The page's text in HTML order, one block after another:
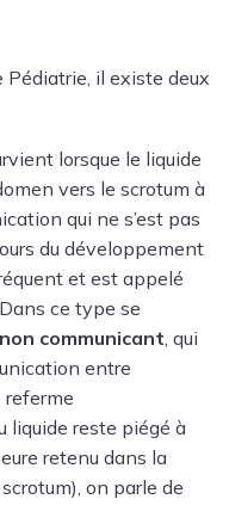
Pédiatrie, il existe deux
lorsque le liquide
vers le scrotum à
qui ne s’est pas
du développement
et est appelé
ce type se
communicant, qui
entre
referme
liquide reste piégé à
retenu dans la
on parle de